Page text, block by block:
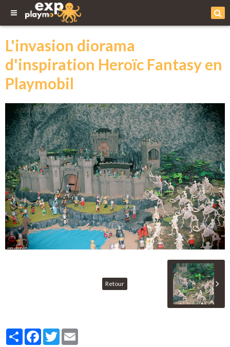
L'invasion diorama
d'inspiration Heroïc Fantasy en
Playmobil
Retour
PartagerFacebook
Twitter